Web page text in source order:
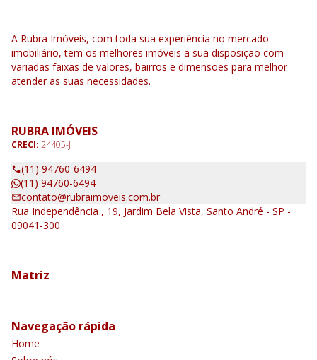
A Rubra Imóveis, com toda sua experiência no mercado
imobiliário, tem os melhores imóveis a sua disposição com
variadas faixas de valores, bairros e dimensões para melhor
atender as suas necessidades.
RUBRA IMÓVEIS
CRECI: 24405-J
(11) 94760-6494
(11) 94760-6494
contato@rubraimoveis.com.br
Rua Independência , 19, Jardim Bela Vista, Santo André - SP -
09041-300
Matriz
Navegação rápida
Home